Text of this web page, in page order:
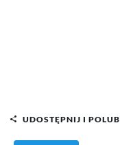
UDOSTĘPNIJ I POLUB